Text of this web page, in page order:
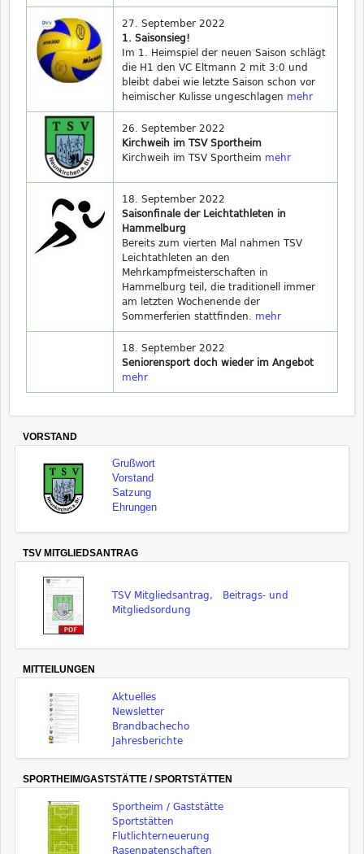
27. September 2022
1. Saisonsieg!
Im 1. Heimspiel der neuen Saison schlägt
die H1 den VC Eltmann 2 mit 3:0 und
bleibt dabei wie letzte Saison schon vor
heimischer Kulisse ungeschlagen mehr
26. September 2022
Kirchweih im TSV Sportheim
Kirchweih im TSV Sportheim mehr
18. September 2022
Saisonfinale der Leichtathleten in
Hammelburg
Bereits zum vierten Mal nahmen TSV
Leichtathleten an den
Mehrkampfmeisterschaften in
Hammelburg teil, die traditionell immer
am letzten Wochenende der
Sommerferien stattfinden. mehr
18. September 2022
Seniorensport doch wieder im Angebot
mehr
VORSTAND
Grußwort
Vorstand
Satzung
Ehrungen
TSV MITGLIEDSANTRAG
TSV Mitgliedsantrag, Beitrags- und
Mitgliedsordung
MITTEILUNGEN
Aktuelles
Newsletter
Brandbachecho
Jahresberichte
SPORTHEIM/GASTSTÄTTE / SPORTSTÄTTEN
Sportheim / Gaststätte
Sportstätten
Flutlichterneuerung
Rasenpatenschaften